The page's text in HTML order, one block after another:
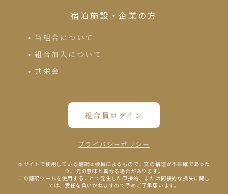
宿泊施設・企業の方
当組合について
組合加入について
共栄会
組合員ログイン
プライバシーポリシー
本サイトで使⽤している翻訳は機械によるもので、⽂の構造が不正確であった
り、元の意味と異なる場合があります。
この翻訳ツールを使⽤することで発⽣した直接的、または間接的な損失に関し
ては、責任を負いかねますので予めご了承願います。